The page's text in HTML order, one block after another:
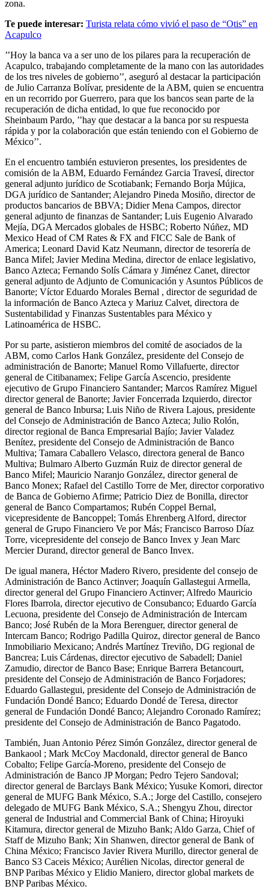
zona.
Te puede interesar: Turista relata cómo vivió el paso de “Otis” en
Acapulco
’’Hoy la banca va a ser uno de los pilares para la recuperación de
Acapulco, trabajando completamente de la mano con las autoridades
de los tres niveles de gobierno’’, aseguró al destacar la participación
de Julio Carranza Bolívar, presidente de la ABM, quien se encuentra
en un recorrido por Guerrero, para que los bancos sean parte de la
recuperación de dicha entidad, lo que fue reconocido por
Sheinbaum Pardo, ’’hay que destacar a la banca por su respuesta
rápida y por la colaboración que están teniendo con el Gobierno de
México’’.
En el encuentro también estuvieron presentes, los presidentes de
comisión de la ABM, Eduardo Fernández Garcia Travesí, director
general adjunto jurídico de Scotiabank; Fernando Borja Mújica,
DGA jurídico de Santander; Alejandro Pineda Mosiño, director de
productos bancarios de BBVA; Didier Mena Campos, director
general adjunto de finanzas de Santander; Luis Eugenio Alvarado
Mejía, DGA Mercados globales de HSBC; Roberto Núñez, MD
Mexico Head of CM Rates & FX and FICC Sale de Bank of
America; Leonard David Katz Neumann, director de tesorería de
Banca Mifel; Javier Medina Medina, director de enlace legislativo,
Banco Azteca; Fernando Solís Cámara y Jiménez Canet, director
general adjunto de Adjunto de Comunicación y Asuntos Públicos de
Banorte; Víctor Eduardo Morales Bernal , director de seguridad de
la información de Banco Azteca y Mariuz Calvet, directora de
Sustentabilidad y Finanzas Sustentables para México y
Latinoamérica de HSBC.
Por su parte, asistieron miembros del comité de asociados de la
ABM, como Carlos Hank González, presidente del Consejo de
administración de Banorte; Manuel Romo Villafuerte, director
general de Citibanamex; Felipe García Ascencio, presidente
ejecutivo de Grupo Financiero Santander; Marcos Ramírez Miguel
director general de Banorte; Javier Foncerrada Izquierdo, director
general de Banco Inbursa; Luis Niño de Rivera Lajous, presidente
del Consejo de Administración de Banco Azteca; Julio Rolón,
director regional de Banca Empresarial Bajío; Javier Valadez
Benítez, presidente del Consejo de Administración de Banco
Multiva; Tamara Caballero Velasco, directora general de Banco
Multiva; Bulmaro Alberto Guzmán Ruiz de director general de
Banco Mifel; Mauricio Naranjo González, director general de
Banco Monex; Rafael del Castillo Torre de Mer, director corporativo
de Banca de Gobierno Afirme; Patricio Diez de Bonilla, director
general de Banco Compartamos; Rubén Coppel Bernal,
vicepresidente de Bancoppel; Tomás Ehrenberg Alford, director
general de Grupo Financiero Ve por Más; Francisco Barroso Díaz
Torre, vicepresidente del consejo de Banco Invex y Jean Marc
Mercier Durand, director general de Banco Invex.
De igual manera, Héctor Madero Rivero, presidente del consejo de
Administración de Banco Actinver; Joaquín Gallastegui Armella,
director general del Grupo Financiero Actinver; Alfredo Mauricio
Flores Ibarrola, director ejecutivo de Consubanco; Eduardo García
Lecuona, presidente del Consejo de Administración de Intercam
Banco; José Rubén de la Mora Berenguer, director general de
Intercam Banco; Rodrigo Padilla Quiroz, director general de Banco
Inmobiliario Mexicano; Andrés Martínez Treviño, DG regional de
Bancrea; Luis Cárdenas, director ejecutivo de Sabadell; Daniel
Zamudio, director de Banco Base; Enrique Barrera Betancourt,
presidente del Consejo de Administración de Banco Forjadores;
Eduardo Gallastegui, presidente del Consejo de Administración de
Fundación Dondé Banco; Eduardo Dondé de Teresa, director
general de Fundación Dondé Banco; Alejandro Coronado Ramírez;
presidente del Consejo de Administración de Banco Pagatodo.
También, Juan Antonio Pérez Simón González, director general de
Bankaool ; Mark McCoy Macdonald, director general de Banco
Cobalto; Felipe García-Moreno, presidente del Consejo de
Administración de Banco JP Morgan; Pedro Tejero Sandoval;
director general de Barclays Bank México; Yusuke Komori, director
general de MUFG Bank México, S.A.; Jorge del Castillo, consejero
delegado de MUFG Bank México, S.A.; Shengyu Zhou, director
general de Industrial and Commercial Bank of China; Hiroyuki
Kitamura, director general de Mizuho Bank; Aldo Garza, Chief of
Staff de Mizuho Bank; Xin Shanwen, director general de Bank of
China México; Francisco Javier Rivera Murillo, director general de
Banco S3 Caceis México; Aurélien Nicolas, director general de
BNP Paribas México y Elidio Maniero, director global markets de
BNP Paribas México.